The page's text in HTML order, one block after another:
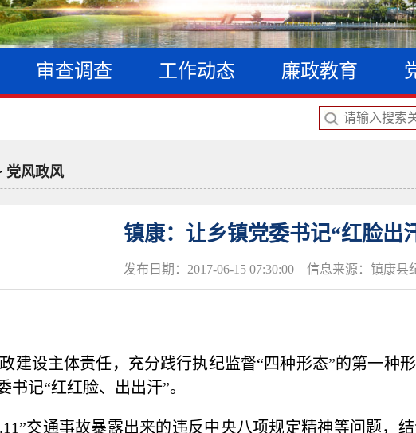
审查调查 工作动态 廉政教育
党风政风
镇康：让乡镇党委书记“红脸出
发布日期：2017-06-15 07:30:00 信息来源：镇康县
建设主体责任，充分践行执纪监督“四种形态”的第一种
记“红红脸、出出汗”。
”交通事故暴露出来的违反中央八项规定精神等问题，